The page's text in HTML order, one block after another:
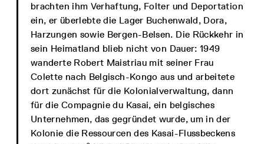
brachten ihm Verhaftung, Folter und Deportation
ein, er überlebte die Lager Buchenwald, Dora,
Harzungen sowie Bergen-Belsen. Die Rückkehr in
sein Heimatland blieb nicht von Dauer: 1949
wanderte Robert Maistriau mit seiner Frau
Colette nach Belgisch-Kongo aus und arbeitete
dort zunächst für die Kolonialverwaltung, dann
für die Compagnie du Kasai, ein belgisches
Unternehmen, das gegründet wurde, um in der
Kolonie die Ressourcen des Kasai-Flussbeckens